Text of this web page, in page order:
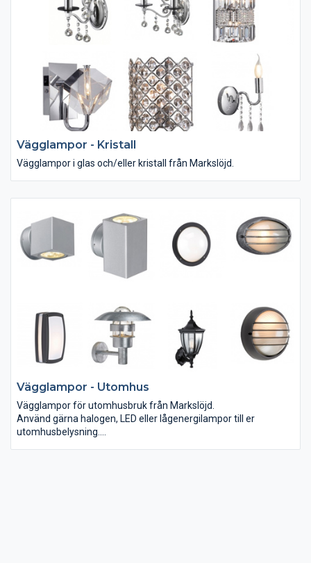
Vägglampor - Kristall
Vägglampor i glas och/eller kristall från Markslöjd.
Vägglampor - Utomhus
Vägglampor för utomhusbruk från Markslöjd.
Använd gärna halogen, LED eller lågenergilampor till er
utomhusbelysning.